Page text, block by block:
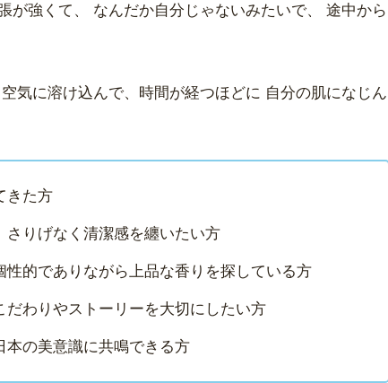
が強くて、 なんだか自分じゃないみたいで、 途中から
気に溶け込んで、時間が経つほどに 自分の肌になじん
きた方
さりげなく清潔感を纏いたい方
性的でありながら上品な香りを探している方
わりやストーリーを大切にしたい方
の美意識に共鳴できる方